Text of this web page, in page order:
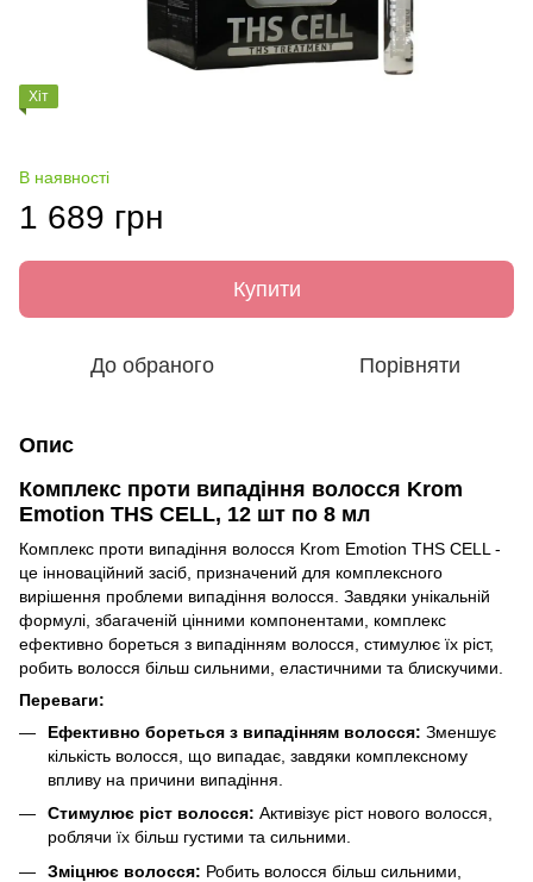
Хіт
В наявності
1 689 грн
Купити
До обраного Порівняти
Опис
Комплекс проти випадіння волосся Krom
Emotion THS CELL, 12 шт по 8 мл
Комплекс проти випадіння волосся Krom Emotion THS CELL -
це інноваційний засіб, призначений для комплексного
вирішення проблеми випадіння волосся. Завдяки унікальній
формулі, збагаченій цінними компонентами, комплекс
ефективно бореться з випадінням волосся, стимулює їх ріст,
робить волосся більш сильними, еластичними та блискучими.
Переваги:
Ефективно бореться з випадінням волосся: Зменшує
кількість волосся, що випадає, завдяки комплексному
впливу на причини випадіння.
Стимулює ріст волосся: Активізує ріст нового волосся,
роблячи їх більш густими та сильними.
Зміцнює волосся: Робить волосся більш сильними,